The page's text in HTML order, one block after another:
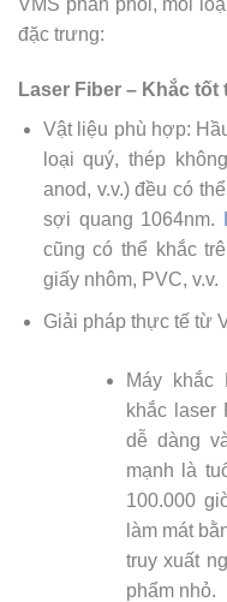
VMS phân phối, mỗi
đặc trưng:
Laser Fiber – Khắc
Vật liệu phù hợp:
loại quý, thép
anod, v.v.) đều có
sợi quang 1064nm.
cũng có thể khắc
giấy nhôm, PVC, v.v.
Giải pháp thực tế từ
Máy khắc
khắc
dễ dàng
mạnh là
100.000
làm mát
truy xuất
phẩm nhỏ.